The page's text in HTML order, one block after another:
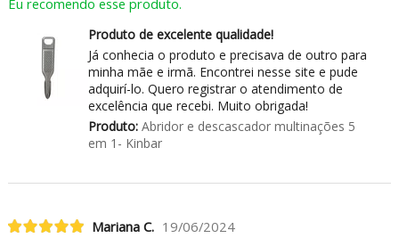
Eu recomendo esse produto.
Produto de excelente qualidade!
Já conhecia o produto e precisava de outro para
minha mãe e irmã. Encontrei nesse site e pude
adquirí-lo. Quero registrar o atendimento de
excelência que recebi. Muito obrigada!
Produto:Abridor e descascador multinações 5
em 1- Kinbar
Mariana C. 19/06/2024